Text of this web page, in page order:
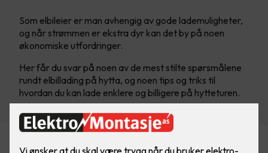
Som elbileier er man avhengig av gode lademuligheter,
og når strømmen er ekstra dyr kan det by på noen
økonomiske utfordringer.
Her får du svar på noen av de mest stilte spørsmålene
rundt elbillading på hytta, og noen tips og triks til
hvordan du kan lade enklere og billigere på hytteturen.